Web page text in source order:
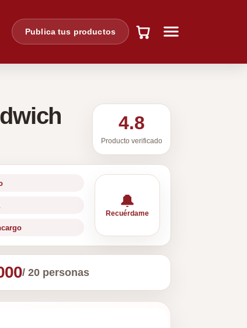
Publica tus productos
4.8
Producto verificado
🔔
Recuérdame
/ 20 personas